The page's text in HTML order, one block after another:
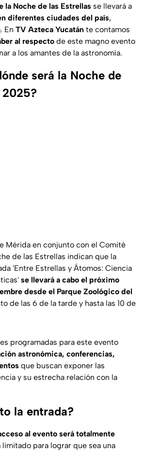
la Noche de las Estrellas se llevará a
diferentes ciudades del país,
. En TV Azteca Yucatán te contamos
al respecto de este magno evento
a los amantes de la astronomía.
será la Noche de
Mérida en conjunto con el Comité
de las Estrellas indican que la
'Entre Estrellas y Átomos: Ciencia
se llevará a cabo el próximo
desde el Parque Zoológico del
de las 6 de la tarde y hasta las 10 de
programadas para este evento
astronómica, conferencias,
que buscan exponer las
y su estrecha relación con la
la entrada?
al evento será totalmente
limitado para lograr que sea una